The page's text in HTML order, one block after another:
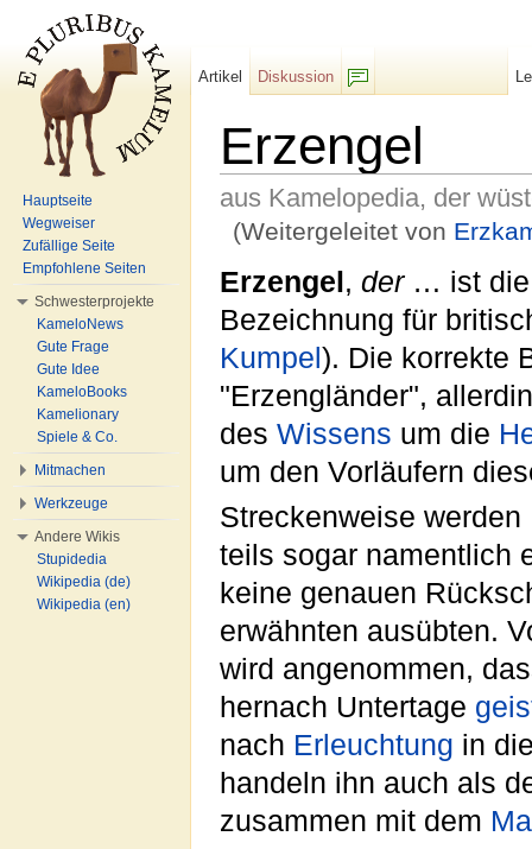
Erzengel
aus Kamelopedia, der
(Weitergeleitet von
Erzengel, der… ist die
Bezeichnung für
Kumpel). Die korrekte
"Erzengländer",
des Wissens um die
um den Vorläufern
Streckenweise
teils sogar namentlich
keine genauen
erwähnten ausübten.
wird angenommen,
hernach Untertage
nach Erleuchtung in
handeln ihn auch als
zusammen mit dem
Artikel
Diskussion
Hauptseite
Wegweiser
Zufällige Seite
Empfohlene Seiten
Schwesterprojekte
KameloNews
Gute Frage
Gute Idee
KameloBooks
Kamelionary
Spiele & Co.
Mitmachen
Werkzeuge
Andere Wikis
Stupidedia
Wikipedia (de)
Wikipedia (en)